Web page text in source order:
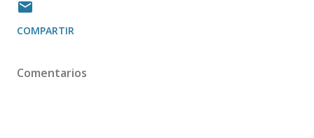
COMPARTIR
Comentarios